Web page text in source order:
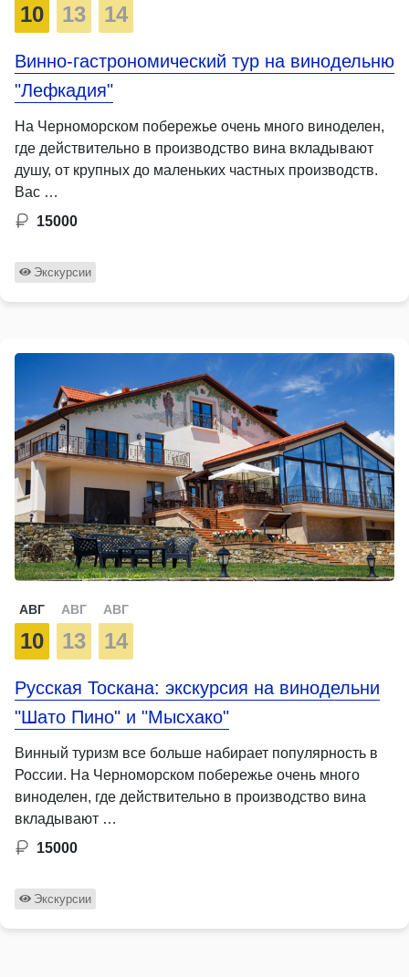
10 13 14
Винно-гастрономический тур на винодельню
"Лефкадия"
На Черноморском побережье очень много виноделен,
где действительно в производство вина вкладывают
душу, от крупных до маленьких частных производств.
Вас …
15000
Экскурсии
АВГ
10
АВГ
13
АВГ
14
Русская Тоскана: экскурсия на винодельни
"Шато Пино" и "Мысхако"
Винный туризм все больше набирает популярность в
России. На Черноморском побережье очень много
виноделен, где действительно в производство вина
вкладывают …
15000
Экскурсии